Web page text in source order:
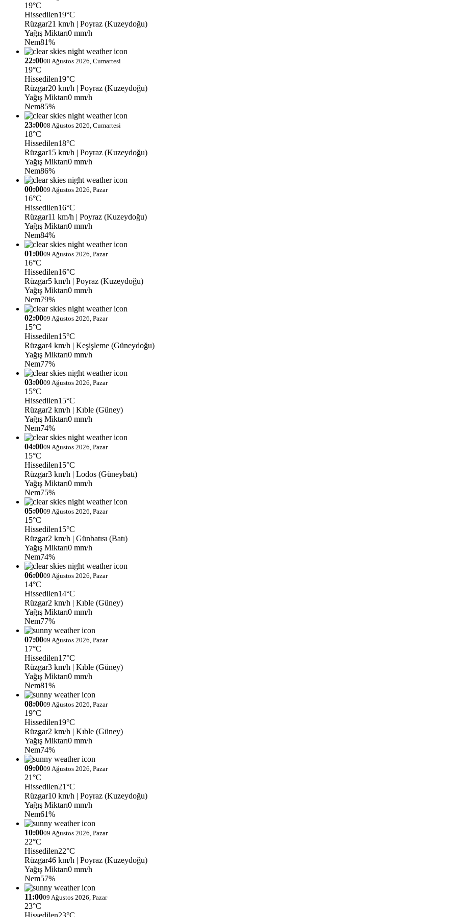
19°C
Hissedilen19°C
Rüzgar21 km/h | Poyraz (Kuzeydoğu)
Yağış Miktarı0 mm/h
Nem81%
22:0008 Ağustos 2026, Cumartesi
19°C
Hissedilen19°C
Rüzgar20 km/h | Poyraz (Kuzeydoğu)
Yağış Miktarı0 mm/h
Nem85%
23:0008 Ağustos 2026, Cumartesi
18°C
Hissedilen18°C
Rüzgar15 km/h | Poyraz (Kuzeydoğu)
Yağış Miktarı0 mm/h
Nem86%
00:0009 Ağustos 2026, Pazar
16°C
Hissedilen16°C
Rüzgar11 km/h | Poyraz (Kuzeydoğu)
Yağış Miktarı0 mm/h
Nem84%
01:0009 Ağustos 2026, Pazar
16°C
Hissedilen16°C
Rüzgar5 km/h | Poyraz (Kuzeydoğu)
Yağış Miktarı0 mm/h
Nem79%
02:0009 Ağustos 2026, Pazar
15°C
Hissedilen15°C
Rüzgar4 km/h | Keşişleme (Güneydoğu)
Yağış Miktarı0 mm/h
Nem77%
03:0009 Ağustos 2026, Pazar
15°C
Hissedilen15°C
Rüzgar2 km/h | Kıble (Güney)
Yağış Miktarı0 mm/h
Nem74%
04:0009 Ağustos 2026, Pazar
15°C
Hissedilen15°C
Rüzgar3 km/h | Lodos (Güneybatı)
Yağış Miktarı0 mm/h
Nem75%
05:0009 Ağustos 2026, Pazar
15°C
Hissedilen15°C
Rüzgar2 km/h | Günbatısı (Batı)
Yağış Miktarı0 mm/h
Nem74%
06:0009 Ağustos 2026, Pazar
14°C
Hissedilen14°C
Rüzgar2 km/h | Kıble (Güney)
Yağış Miktarı0 mm/h
Nem77%
07:0009 Ağustos 2026, Pazar
17°C
Hissedilen17°C
Rüzgar3 km/h | Kıble (Güney)
Yağış Miktarı0 mm/h
Nem81%
08:0009 Ağustos 2026, Pazar
19°C
Hissedilen19°C
Rüzgar2 km/h | Kıble (Güney)
Yağış Miktarı0 mm/h
Nem74%
09:0009 Ağustos 2026, Pazar
21°C
Hissedilen21°C
Rüzgar10 km/h | Poyraz (Kuzeydoğu)
Yağış Miktarı0 mm/h
Nem61%
10:0009 Ağustos 2026, Pazar
22°C
Hissedilen22°C
Rüzgar46 km/h | Poyraz (Kuzeydoğu)
Yağış Miktarı0 mm/h
Nem57%
11:0009 Ağustos 2026, Pazar
23°C
Hissedilen23°C